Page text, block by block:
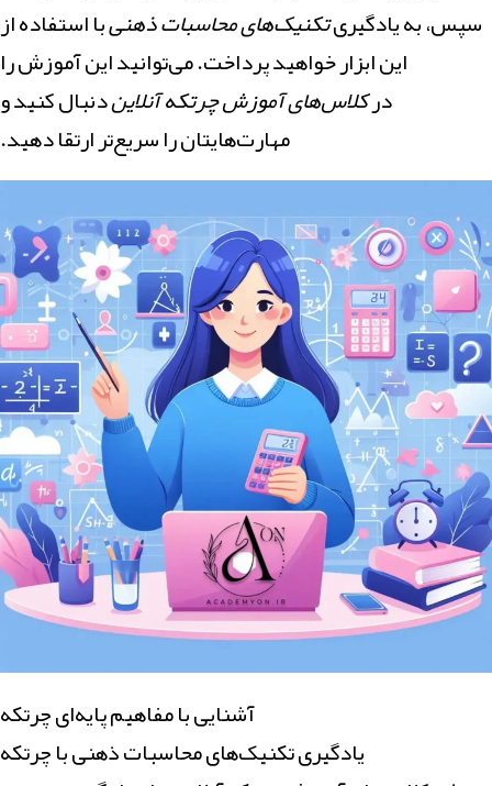
سپس، به یادگیریتکنیک‌های محاسبات ذهنیبا استفاده از
این ابزار خواهید پرداخت. می‌توانید این آموزش را
درکلاس‌های آموزش چرتکه آنلایندنبال کنید و
مهارت‌هایتان را سریع‌تر ارتقا دهید.
آشنایی با مفاهیم پایه‌ای چرتکه
یادگیری تکنیک‌های محاسبات ذهنی با چرتکه